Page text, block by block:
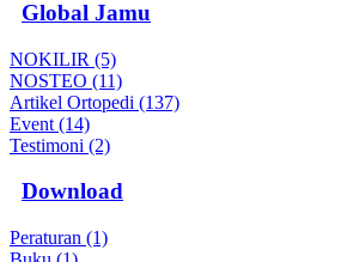
Global Jamu
NOKILIR (5)
NOSTEO (11)
Artikel Ortopedi (137)
Event (14)
Testimoni (2)
Download
Peraturan (1)